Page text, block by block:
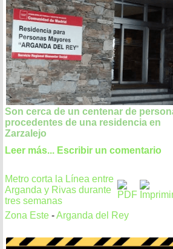
Son cerca de un centenar de
procedentes de una residencia en
Zarzalejo
Leer más... Escribir un comentario
Metro corta la Línea entre
Arganda y Rivas durante
tres semanas
Zona Este -Arganda del Rey